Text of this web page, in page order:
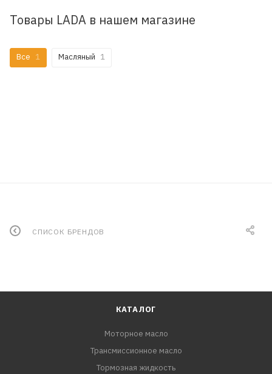
Товары LADA в нашем магазине
Все 1 Масляный 1
СПИСОК БРЕНДОВ
КАТАЛОГ
Моторное масло
Трансмиссионное масло
Тормозная жидкость